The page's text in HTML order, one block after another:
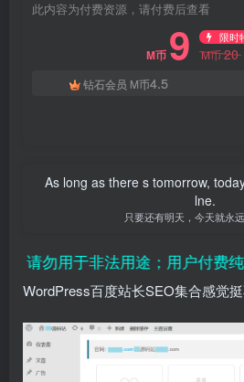
此内容为付费资源，请付费后查看
M币 9 限时
M币20
钻石会员 M币4.5
As long as there s tomorrow,
lne.
只要还有明天，今天就永
勿用于非法用途；用户付费纯
WordPress百度站长SEO集合感觉